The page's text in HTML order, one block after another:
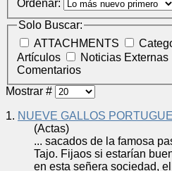
Ordenar:
Solo Buscar:
ATTACHMENTS
Artículos
Noticias Externas
Comentarios
Mostrar #
1. NUEVE GALLOS
(Actas)
... sacados de la famosa
Tajo. Fijaos si estarían
en esta señera sociedad,